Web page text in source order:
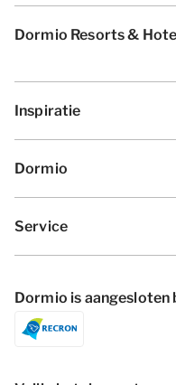
Dormio Resorts &
Inspiratie
Dormio
Service
Dormio is aangesloten